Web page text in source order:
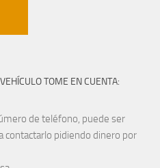
TOME EN CUENTA:
de teléfono, puede ser
contactarlo pidiendo dinero por